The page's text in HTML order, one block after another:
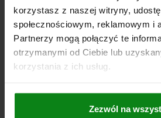
korzystasz z naszej witryny,
społecznościowym, reklamowym i
Partnerzy mogą połączyć te
otrzymanymi od Ciebie lub
korzystania z ich usług.
Zezwól na
Inni klienci